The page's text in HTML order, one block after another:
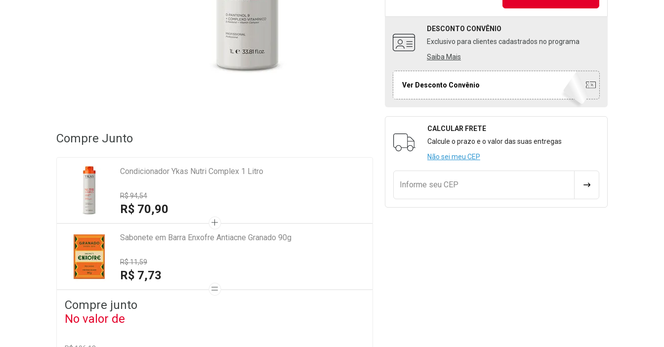
DESCONTO CONVÊNIO
Exclusivo para clientes cadastrados no programa
Saiba Mais
Ver Desconto Convênio
Formulário para Calcular o Frete
CALCULAR FRETE
Calcule o prazo e o valor das suas entregas
Não sei meu CEP
Informe seu CEP CALCULAR FRETE
Compre Junto
Condicionador Ykas Nutri Complex 1 Litro
R$ 94,54
R$ 70,90
Sabonete em Barra Enxofre Antiacne Granado 90g
R$ 11,59
R$ 7,73
Compre junto
No valor de